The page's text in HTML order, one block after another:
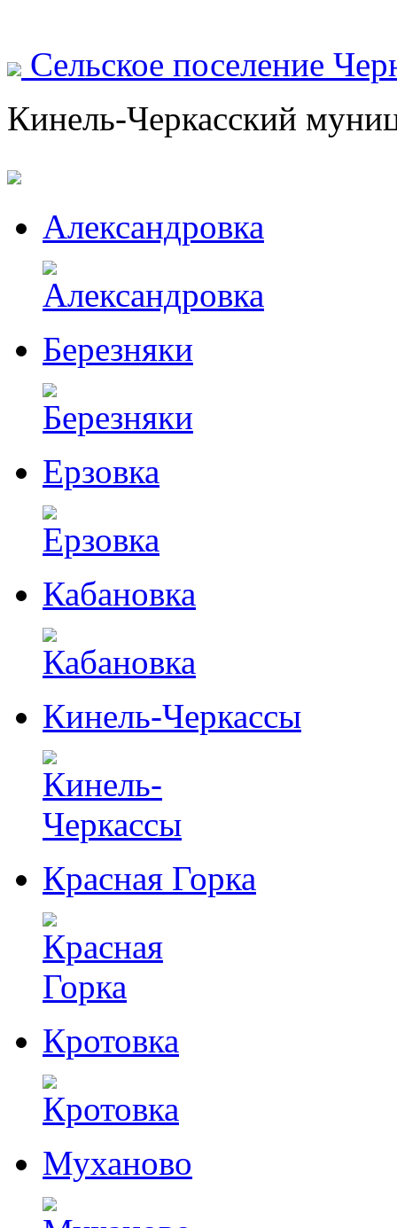
Сельское поселение
Кинель-Черкасский
Александровка
Березняки
Ерзовка
Кабановка
Кинель-Черкассы
Красная Горка
Кротовка
Муханово